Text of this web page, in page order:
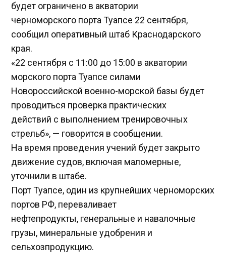
будет ограничено в акватории
черноморского порта Туапсе 22 сентября,
сообщил оперативный штаб Краснодарского
края.
«22 сентября с 11:00 до 15:00 в акватории
морского порта Туапсе силами
Новороссийской военно-морской базы будет
проводиться проверка практических
действий с выполнением тренировочных
стрельб», — говорится в сообщении.
На время проведения учений будет закрыто
движение судов, включая маломерные,
уточнили в штабе.
Порт Туапсе, один из крупнейших черноморских
портов РФ, переваливает
нефтепродукты, генеральные и навалочные
грузы, минеральные удобрения и
сельхозпродукцию.